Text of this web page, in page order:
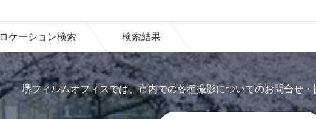
ロケーション検索 検索結果
堺フィルムオフィスでは、市内での各種撮影についてのお問合せ